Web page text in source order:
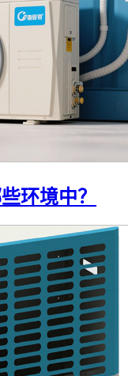
环境中？